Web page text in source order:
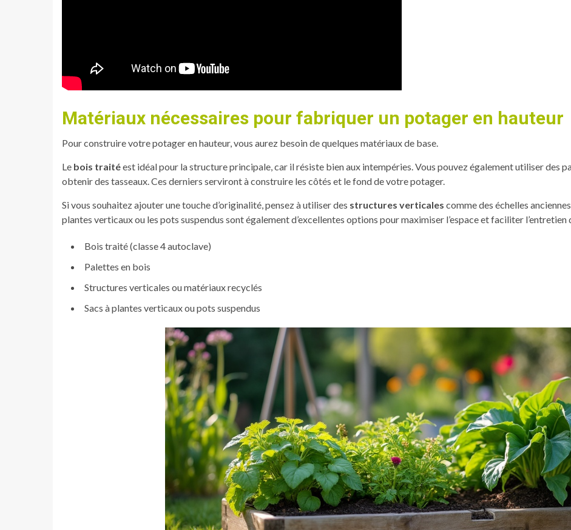
Matériaux nécessaires pour fabriquer un potager en hauteur
Pour construire votre potager en hauteur, vous aurez besoin de quelques matériaux de base.
Le bois traitéest idéal pour la structure principale, car il résiste bien aux intempéries. Vous pouvez également utiliser des
obtenir des tasseaux. Ces derniers serviront à construire les côtés et le fond de votre potager.
Si vous souhaitez ajouter une touche d’originalité, pensez à utiliser des structures verticales comme des échelles
plantes verticaux ou les pots suspendus sont également d’excellentes options pour maximiser l’espace et faciliter l’entretien
Bois traité (classe 4 autoclave)
Palettes en bois
Structures verticales ou matériaux recyclés
Sacs à plantes verticaux ou pots suspendus